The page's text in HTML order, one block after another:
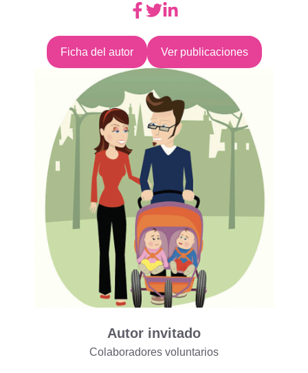
Ficha del autor Ver publicaciones
Autor invitado
Colaboradores voluntarios